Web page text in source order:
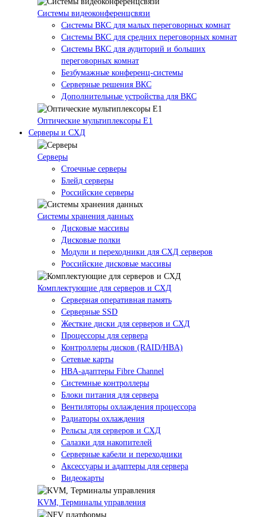
Системы видеоконференцсвязи
Системы ВКС для малых переговорных комнат
Системы ВКС для средних переговорных комнат
Системы ВКС для аудиторий и больших
переговорных комнат
Безбумажные конференц-системы
Серверные решения ВКС
Дополнительные устройства для ВКС
Оптические мультиплексоры Е1
Серверы и СХД
Серверы
Стоечные серверы
Блейд серверы
Российские серверы
Системы хранения данных
Дисковые массивы
Дисковые полки
Модули и переходники для СХД серверов
Российские дисковые массивы
Комплектующие для серверов и СХД
Серверная оперативная память
Серверные SSD
Жесткие диски для серверов и СХД
Процессоры для сервера
Контроллеры дисков (RAID/HBA)
Сетевые карты
HBA-адаптеры Fibre Channel
Системные контроллеры
Блоки питания для сервера
Вентиляторы охлаждения процессора
Радиаторы охлаждения
Рельсы для серверов и СХД
Салазки для накопителей
Серверные кабели и переходники
Аксессуары и адаптеры для сервера
Видеокарты
KVM, Терминалы управления